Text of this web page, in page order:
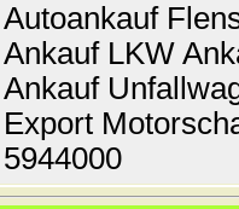
Autoankauf
Ankauf LKW
Ankauf
Export
5944000